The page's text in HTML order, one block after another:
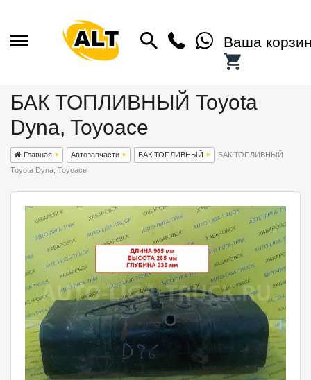
Ваша
БАК ТОПЛИВНЫЙ Toyota
Dyna, Toyoace
Главная Автозапчасти БАК ТОПЛИВНЫЙ
БАК ТОПЛИВНЫЙ
Toyota Dyna, Toyoace